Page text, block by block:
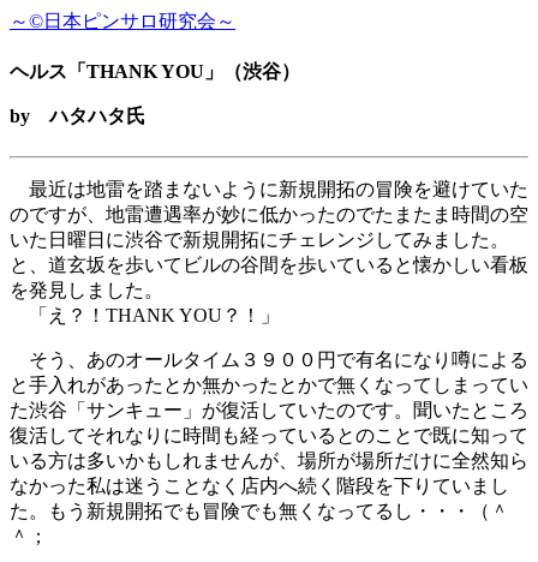
～©日本ピンサロ研究会～
ヘルス「THANK YOU」（渋谷）
by ハタハタ氏
最近は地雷を踏まないように新規開拓の冒険を避けていた
のですが、地雷遭遇率が妙に低かったのでたまたま時間の空
いた日曜日に渋谷で新規開拓にチェレンジしてみました。
と、道玄坂を歩いてビルの谷間を歩いていると懐かしい看板
を発見しました。
「え？！THANK YOU？！」
そう、あのオールタイム３９００円で有名になり噂による
と手入れがあったとか無かったとかで無くなってしまってい
た渋谷「サンキュー」が復活していたのです。聞いたところ
復活してそれなりに時間も経っているとのことで既に知って
いる方は多いかもしれませんが、場所が場所だけに全然知ら
なかった私は迷うことなく店内へ続く階段を下りていまし
た。もう新規開拓でも冒険でも無くなってるし・・・（＾
＾；